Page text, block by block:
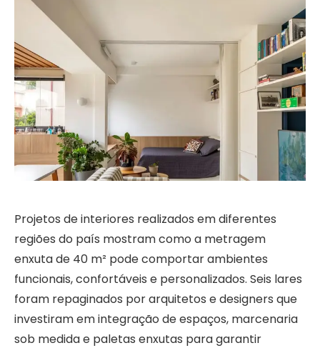
Projetos de interiores realizados em diferentes
regiões do país mostram como a metragem
enxuta de 40 m² pode comportar ambientes
funcionais, confortáveis e personalizados. Seis lares
foram repaginados por arquitetos e designers que
investiram em integração de espaços, marcenaria
sob medida e paletas enxutas para garantir